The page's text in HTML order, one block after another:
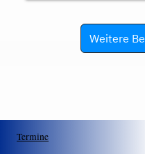
Weitere
Termine